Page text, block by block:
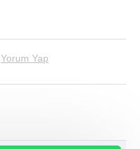
Yorum Yap